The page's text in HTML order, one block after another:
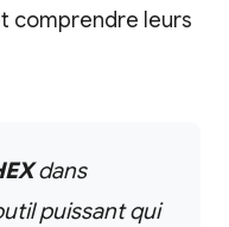
comprendre leurs
dans
puissant qui